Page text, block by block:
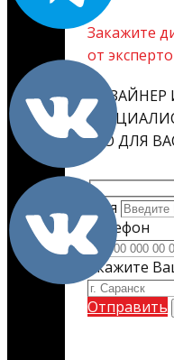
Закажите
от
ДИЗАЙНЕР
ЕГО ДЛЯ
Имя
Телефон
Укажите
Отправить